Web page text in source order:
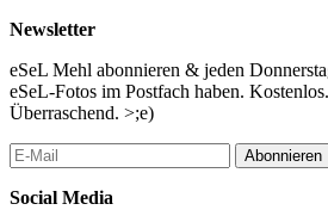
Newsletter
eSeL Mehl abonnieren & jeden
eSeL-Fotos im Postfach haben.
Überraschend. >;e)
Abonnieren
Social Media